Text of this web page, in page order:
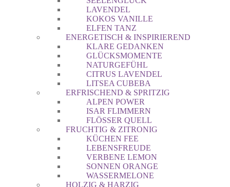
LAVENDEL
KOKOS VANILLE
ELFEN TANZ
ENERGETISCH & INSPIRIEREND
KLARE GEDANKEN
GLÜCKSMOMENTE
NATURGEFÜHL
CITRUS LAVENDEL
LITSEA CUBEBA
ERFRISCHEND & SPRITZIG
ALPEN POWER
ISAR FLIMMERN
FLÖSSER QUELL
FRUCHTIG & ZITRONIG
KÜCHEN FEE
LEBENSFREUDE
VERBENE LEMON
SONNEN ORANGE
WASSERMELONE
HOLZIG & HARZIG